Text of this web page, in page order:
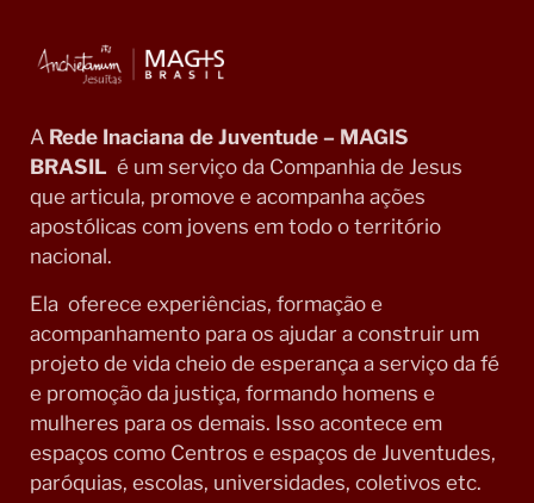
A Rede Inaciana de Juventude – MAGIS
BRASIL é um serviço da Companhia de Jesus
que articula, promove e acompanha ações
apostólicas com jovens em todo o território
nacional.
Ela oferece experiências, formação e
acompanhamento para os ajudar a construir um
projeto de vida cheio de esperança a serviço da fé
e promoção da justiça, formando homens e
mulheres para os demais. Isso acontece em
espaços como Centros e espaços de Juventudes,
paróquias, escolas, universidades, coletivos etc.